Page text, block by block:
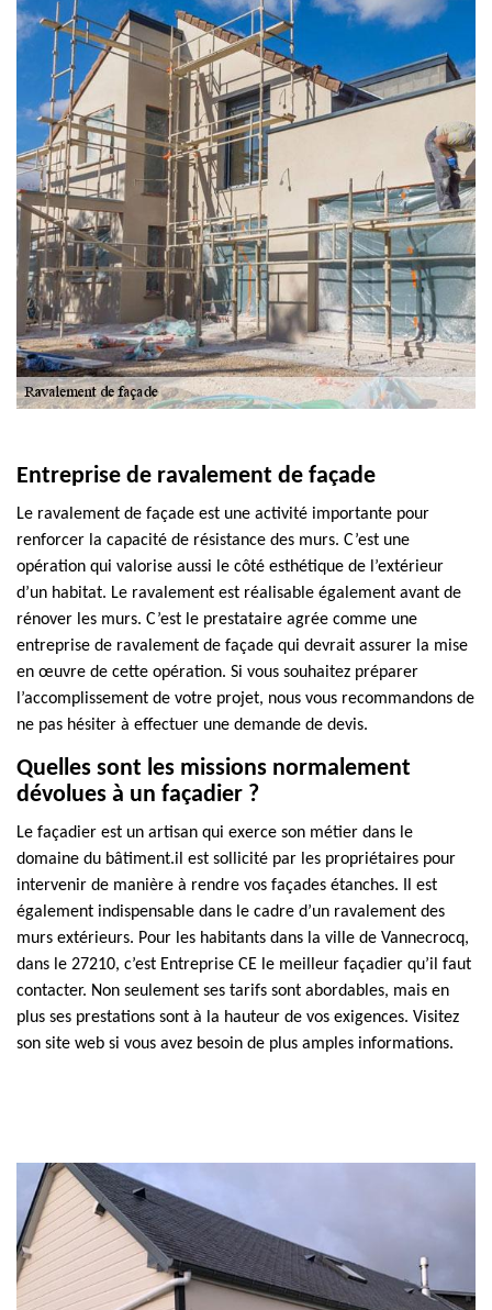
Entreprise de ravalement de façade
Le ravalement de façade est une activité importante pour
renforcer la capacité de résistance des murs. C’est une
opération qui valorise aussi le côté esthétique de l’extérieur
d’un habitat. Le ravalement est réalisable également avant de
rénover les murs. C’est le prestataire agrée comme une
entreprise de ravalement de façade qui devrait assurer la mise
en œuvre de cette opération. Si vous souhaitez préparer
l’accomplissement de votre projet, nous vous recommandons de
ne pas hésiter à effectuer une demande de devis.
Quelles sont les missions normalement
dévolues à un façadier ?
Le façadier est un artisan qui exerce son métier dans le
domaine du bâtiment.il est sollicité par les propriétaires pour
intervenir de manière à rendre vos façades étanches. Il est
également indispensable dans le cadre d’un ravalement des
murs extérieurs. Pour les habitants dans la ville de Vannecrocq,
dans le 27210, c’est Entreprise CE le meilleur façadier qu’il faut
contacter. Non seulement ses tarifs sont abordables, mais en
plus ses prestations sont à la hauteur de vos exigences. Visitez
son site web si vous avez besoin de plus amples informations.